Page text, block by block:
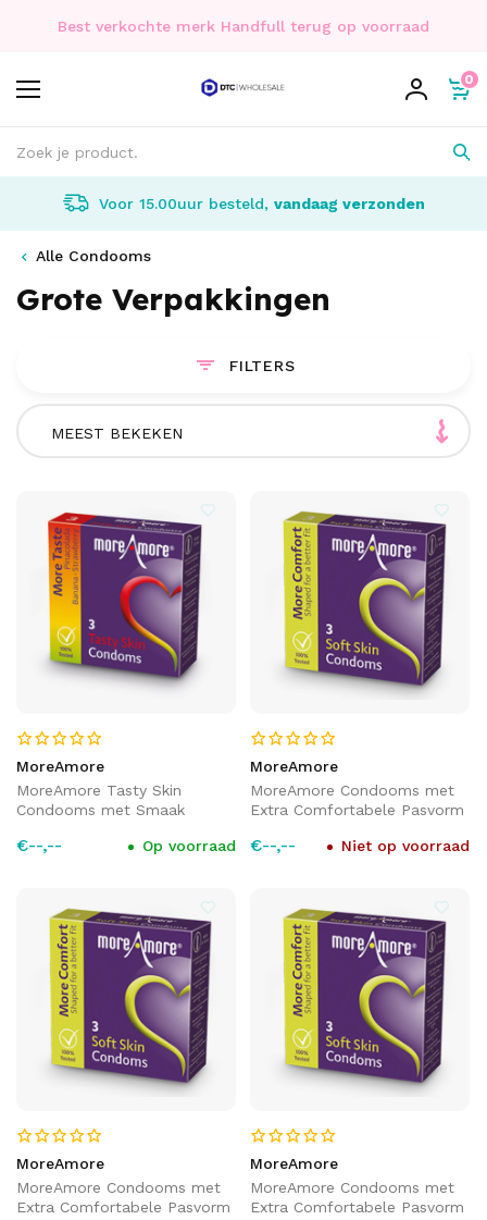
Best verkochte merk Handfull terug op voorraad
0
Voor 15.00uur besteld, vandaag verzonden
Alle Condooms
Grote Verpakkingen
FILTERS
MEEST BEKEKEN
MoreAmore
MoreAmore Tasty Skin
Condooms met Smaak
€--,-- Op voorraad
MoreAmore
MoreAmore Condooms met
Extra Comfortabele Pasvorm
€--,-- Niet op voorraad
MoreAmore
MoreAmore Condooms met
Extra Comfortabele Pasvorm
MoreAmore
MoreAmore Condooms met
Extra Comfortabele Pasvorm